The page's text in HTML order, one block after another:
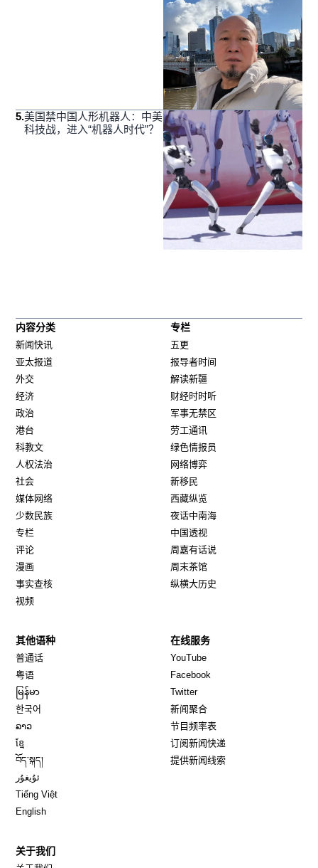
5.美国禁中国人形机器人：中美
科技战，进入“机器人时代”？
内容分类
新闻快讯
亚太报道
外交
经济
政治
港台
科教文
人权法治
社会
媒体网络
少数民族
专栏
评论
漫画
事实查核
视频
专栏
五更
报导者时间
解读新疆
财经时时听
军事无禁区
劳工通讯
绿色情报员
网络博弈
新移民
西藏纵览
夜话中南海
中国透视
周嘉有话说
周末茶馆
纵横大历史
其他语种
普通话
粤语
မြန်မာ
한국어
ລາວ
ខ្មែ
བོད་སྐད།
ئۇيغۇر
Tiếng Việt
English
在线服务
YouTube
Facebook
TwitterOpens in new window
新闻聚合
节目频率表
订阅新闻快递
提供新闻线索
关于我们